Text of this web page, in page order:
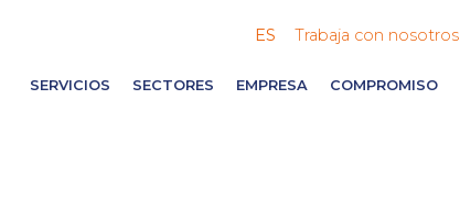
ES Trabaja con nosotros
SERVICIOS SECTORES EMPRESA COMPROMISO